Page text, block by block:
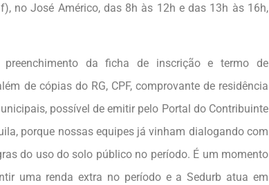
no José Américo, das 8h às 12h e das 13h às 16h,
da ficha de inscrição e termo de
de cópias do RG, CPF, comprovante de residência
possível de emitir pelo Portal do Contribuinte
porque nossas equipes já vinham dialogando com
do uso do solo público no período. É um momento
uma renda extra no período e a Sedurb atua em